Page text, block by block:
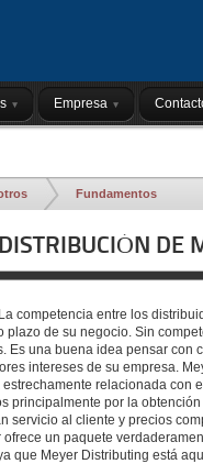
Empresa
Fundamentos
DE
competencia entre los
de su negocio. Sin
Es una buena idea pensar con
intereses de su empresa.
relacionada con
principalmente por la
servicio al cliente y precios
un paquete
que Meyer Distributing está